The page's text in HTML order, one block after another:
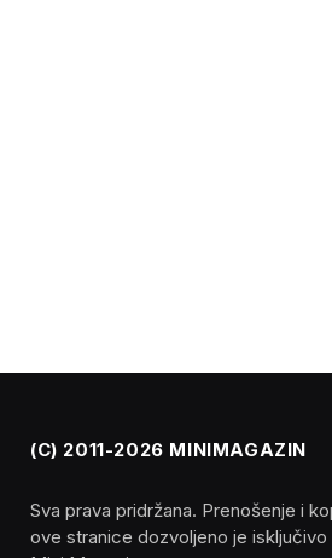
(C) 2011-2026 MINIMAGAZIN
Sva prava pridržana. Prenošenje i
ove stranice dozvoljeno je